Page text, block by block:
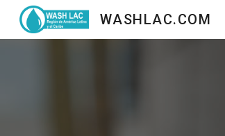
WASHLAC.COM